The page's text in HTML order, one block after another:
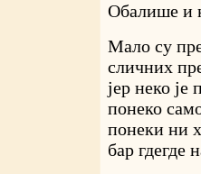
Обалише и
Мало су
сличних
јер неко
понеко
понеки ни
бар гдегде